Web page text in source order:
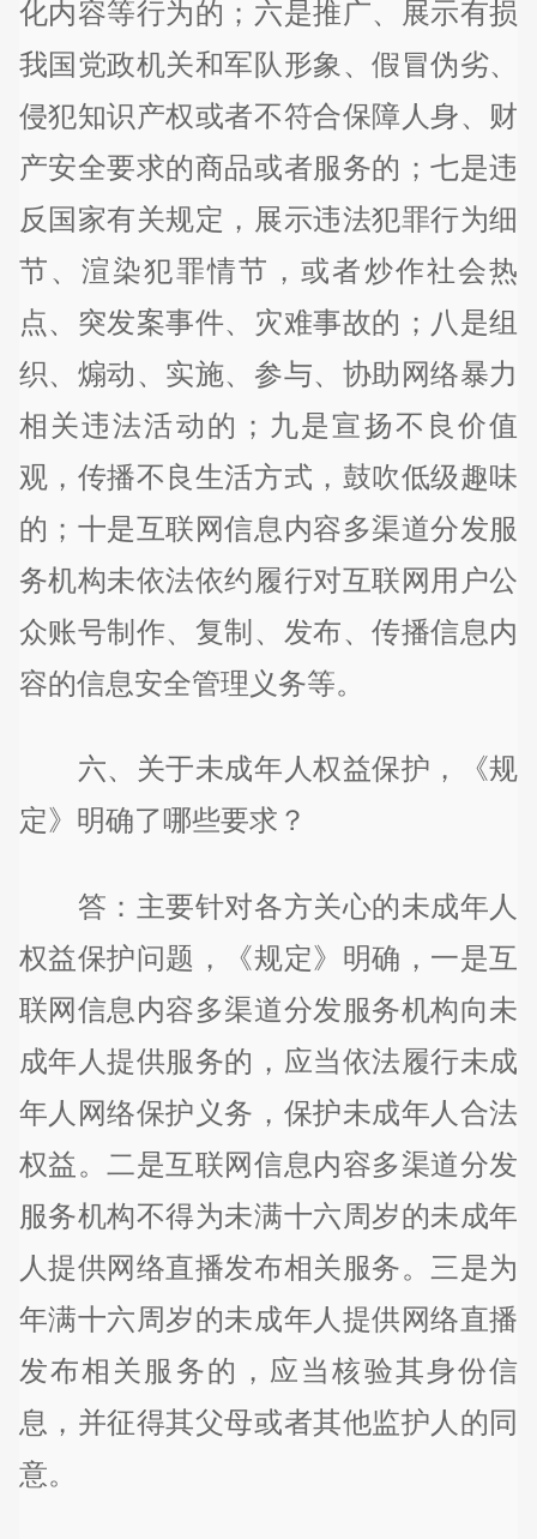
化内容等行为的；六是推广、展示有损
我国党政机关和军队形象、假冒伪劣、
侵犯知识产权或者不符合保障人身、财
产安全要求的商品或者服务的；七是违
反国家有关规定，展示违法犯罪行为细
节、渲染犯罪情节，或者炒作社会热
点、突发案事件、灾难事故的；八是组
织、煽动、实施、参与、协助网络暴力
相关违法活动的；九是宣扬不良价值
观，传播不良生活方式，鼓吹低级趣味
的；十是互联网信息内容多渠道分发服
务机构未依法依约履行对互联网用户公
众账号制作、复制、发布、传播信息内
容的信息安全管理义务等。
六、关于未成年人权益保护，《规
定》明确了哪些要求？
答：主要针对各方关心的未成年人
权益保护问题，《规定》明确，一是互
联网信息内容多渠道分发服务机构向未
成年人提供服务的，应当依法履行未成
年人网络保护义务，保护未成年人合法
权益。二是互联网信息内容多渠道分发
服务机构不得为未满十六周岁的未成年
人提供网络直播发布相关服务。三是为
年满十六周岁的未成年人提供网络直播
发布相关服务的，应当核验其身份信
息，并征得其父母或者其他监护人的同
意。